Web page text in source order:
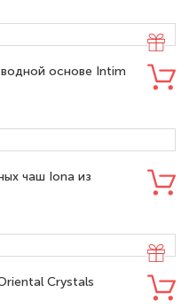
основе Intim
чаш Iona из
Crystals